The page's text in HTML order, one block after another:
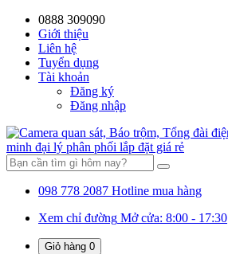
0888 309090
Giới thiệu
Liên hệ
Tuyển dụng
Tài khoản
Đăng ký
Đăng nhập
098 778 2087 Hotline mua hàng
Xem chỉ đường Mở cửa: 8:00 - 17:30
Giỏ hàng 0